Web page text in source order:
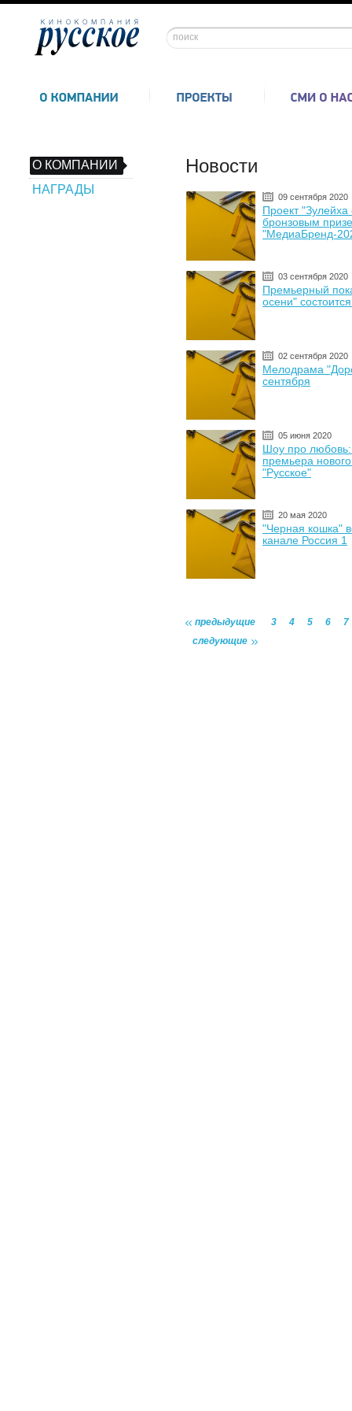
О КОМПАНИИ
НАГРАДЫ
Новости
09 сентября 2020
Проект "Зулейха
бронзовым
"МедиаБренд-
03 сентября 2020
Премьерный
осени"
02 сентября 2020
Мелодрама
сентября
05 июня 2020
Шоу про любовь:
премьера
"Русское"
20 мая 2020
"Черная кошка"
канале Россия 1
предыдущие 3 4 5 6
7
следующие